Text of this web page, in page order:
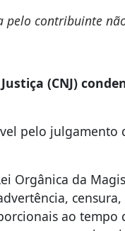
contribuinte
(CNJ)
pelo
Orgânica da
ao tempo